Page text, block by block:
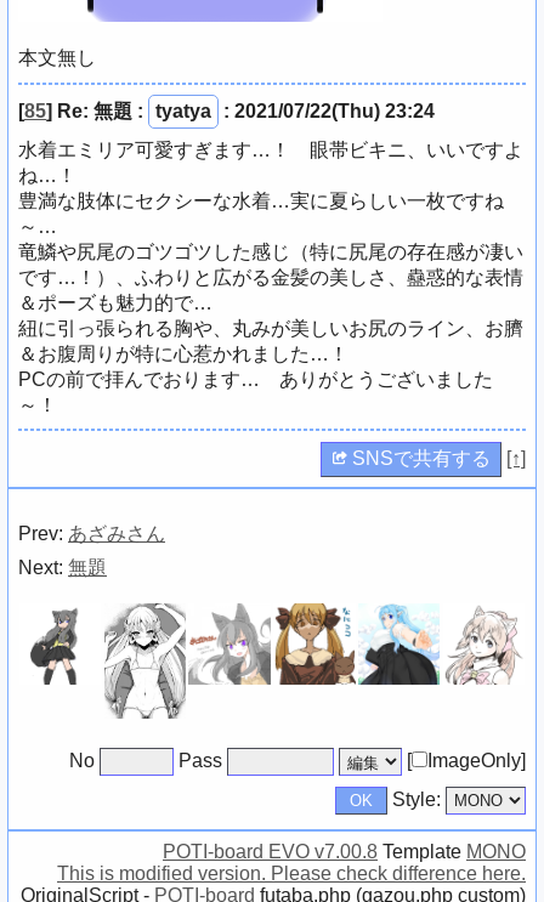
本文無し
[85] Re: 無題 : tyatya
: 2021/07/22(Thu) 23:24
水着エミリア可愛すぎます…！ 眼帯ビキニ、いいですよ
ね…！
豊満な肢体にセクシーな水着…実に夏らしい一枚ですね
～…
竜鱗や尻尾のゴツゴツした感じ（特に尻尾の存在感が凄い
です…！）、ふわりと広がる金髪の美しさ、蠱惑的な表情
＆ポーズも魅力的で…
紐に引っ張られる胸や、丸みが美しいお尻のライン、お臍
＆お腹周りが特に心惹かれました…！
PCの前で拝んでおります… ありがとうございました
～！
SNSで共有する [↑]
Prev: あざみさん
Next: 無題
No Pass [
ImageOnly]
Style:
POTI-board EVO v7.00.8 Template MONO
This is modified version. Please check difference here.
OriginalScript - POTI-board futaba.php (gazou.php custom)